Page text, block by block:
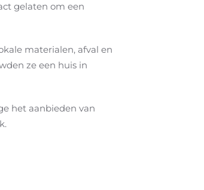
gelaten om een
materialen, afval en
ze een huis in
het aanbieden van